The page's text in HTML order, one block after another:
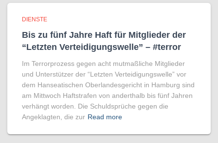
DIENSTE
Bis zu fünf Jahre Haft für Mitglieder der
“Letzten Verteidigungswelle” – #terror
Im Terrorprozess gegen acht mutmaßliche Mitglieder
und Unterstützer der “Letzten Verteidigungswelle” vor
dem Hanseatischen Oberlandesgericht in Hamburg sind
am Mittwoch Haftstrafen von anderthalb bis fünf Jahren
verhängt worden. Die Schuldsprüche gegen die
Angeklagten, die zur Read more